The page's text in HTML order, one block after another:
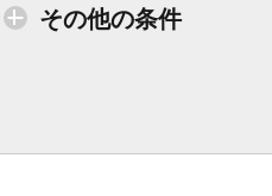
その他の条件
ベビーシート 車椅子対応